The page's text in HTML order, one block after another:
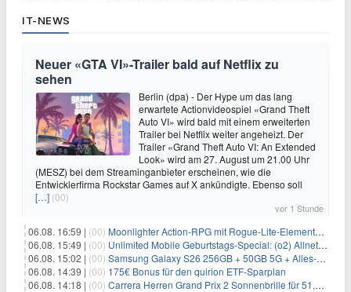
IT-NEWS
Neuer «GTA VI»-Trailer bald auf Netflix zu
sehen
Berlin (dpa) - Der Hype um das lang
erwartete Actionvideospiel «Grand Theft
Auto VI» wird bald mit einem erweiterten
Trailer bei Netflix weiter angeheizt. Der
Trailer «Grand Theft Auto VI: An Extended
Look» wird am 27. August um 21.00 Uhr
(MESZ) bei dem Streaminganbieter erscheinen, wie die
Entwicklerfirma Rockstar Games auf X ankündigte. Ebenso soll
[…] (00)
vor 1 Stunde
06.08. 16:59 | (00) Moonlighter Action-RPG mit Rogue-Lite-Elementen kostenlos bei Steam
06.08. 15:49 | (00) Unlimited Mobile Geburtstags-Special: (o2) Allnet-Flats ab 14,99€/Monat
06.08. 15:02 | (00) Samsung Galaxy S26 256GB + 50GB 5G + Alles-Flat im Vodafone-Netz für 19,99€/Monat – eff. 0,20€/Monat
06.08. 14:39 | (00) 175€ Bonus für den quirion ETF-Sparplan
06.08. 14:18 | (00) Carrera Herren Grand Prix 2 Sonnenbrille für 51,55€